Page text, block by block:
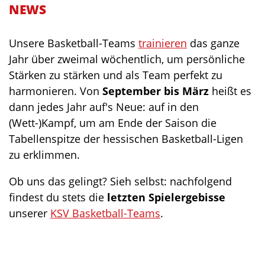
NEWS
Unsere Basketball-Teams trainieren das ganze
Jahr über zweimal wöchentlich, um persönliche
Stärken zu stärken und als Team perfekt zu
harmonieren. Von September bis März heißt es
dann jedes Jahr auf's Neue: auf in den
(Wett-)Kampf, um am Ende der Saison die
Tabellenspitze der hessischen Basketball-Ligen
zu erklimmen.
Ob uns das gelingt? Sieh selbst: nachfolgend
findest du stets die letzten Spielergebisse
unserer KSV Basketball-Teams.